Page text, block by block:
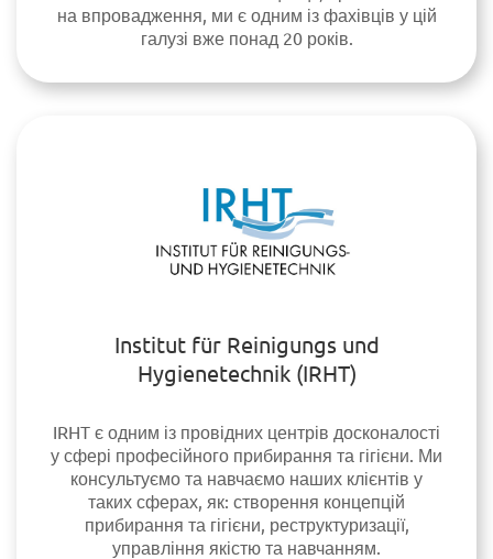
на впровадження, ми є одним із фахівців у цій
галузі вже понад 20 років.
Institut für Reinigungs und
Hygienetechnik (IRHT)
IRHT є одним із провідних центрів досконалості
у сфері професійного прибирання та гігієни. Ми
консультуємо та навчаємо наших клієнтів у
таких сферах, як: створення концепцій
прибирання та гігієни, реструктуризації,
управління якістю та навчанням.